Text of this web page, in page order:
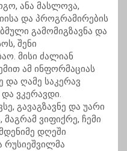
ანა მასლოვა,
და პროგრამირების
გამომიგზავნა და
შენი
მისი ძალიან
ამ ინფორმაციას
ღამე საკერავ
და ვკერავდი.
გავაგზავნე და უარი
ვიფიქრე, ჩემი
დღეში
რუსიეშვილმა